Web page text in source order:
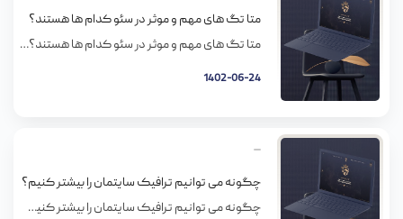
متا تگ های مهم و موثر در سئو کدام ها هستند؟
متا تگ های مهم و موثر در سئو کدام ها هستند؟ متا تگ چیست؟ متا تگ‌ها بخش مهمی از وب سایت را تشکیل می‌دهند و بهینه‌سازی متا تگ‌ها یک عمل مهم است. استفاده درست از متا تگ‌ها تأثیر بسیار زیادی برای ایندکس شدن و شناخت بهتر وبسایت شما توسط موتورهای جستجو از جمله گوگل دارد. […]
1402-06-24
چگونه می توانیم ترافیک سایتمان را بیشتر کنیم؟
چگونه می توانیم ترافیک سایتمان را بیشتر کنیم؟ زمانی که در حال رانندگی در بزرگراه ها هستید، زمانی که کار می کنید، زمانی که استراحت می کنید به عنوان بازاریاب به این موضوع فکر می کنید که چگونه می توانید ترافیک خوبی به سمت سایتتان جذب نمایید. اگر تا به حال در جذب ترافیک به […]